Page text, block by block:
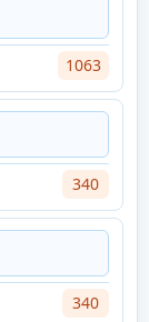
1063
340
340